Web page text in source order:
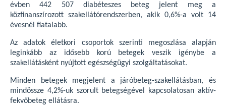
évben 442 507 diabéteszes beteg jelent meg a
közfinanszírozott szakellátórendszerben, akik 0,6%-a volt 14
évesnél fiatalabb.
Az adatok életkori csoportok szerinti megoszlása alapján
leginkább az idősebb korú betegek veszik igénybe a
szakellátásként nyújtott egészségügyi szolgáltatásokat.
Minden betegek megjelent a járóbeteg-szakellátásban, és
mindössze 4,2%-uk szorult betegségével kapcsolatosan aktív-
fekvőbeteg ellátásra.